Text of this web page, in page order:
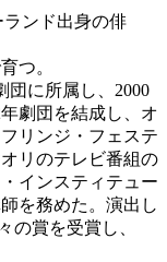
ランド出身の俳
つ。
団に所属し、2000
劇団を結成し、オ
リンジ・フェステ
リのテレビ番組の
インスティテュー
を務めた。演出し
の賞を受賞し、